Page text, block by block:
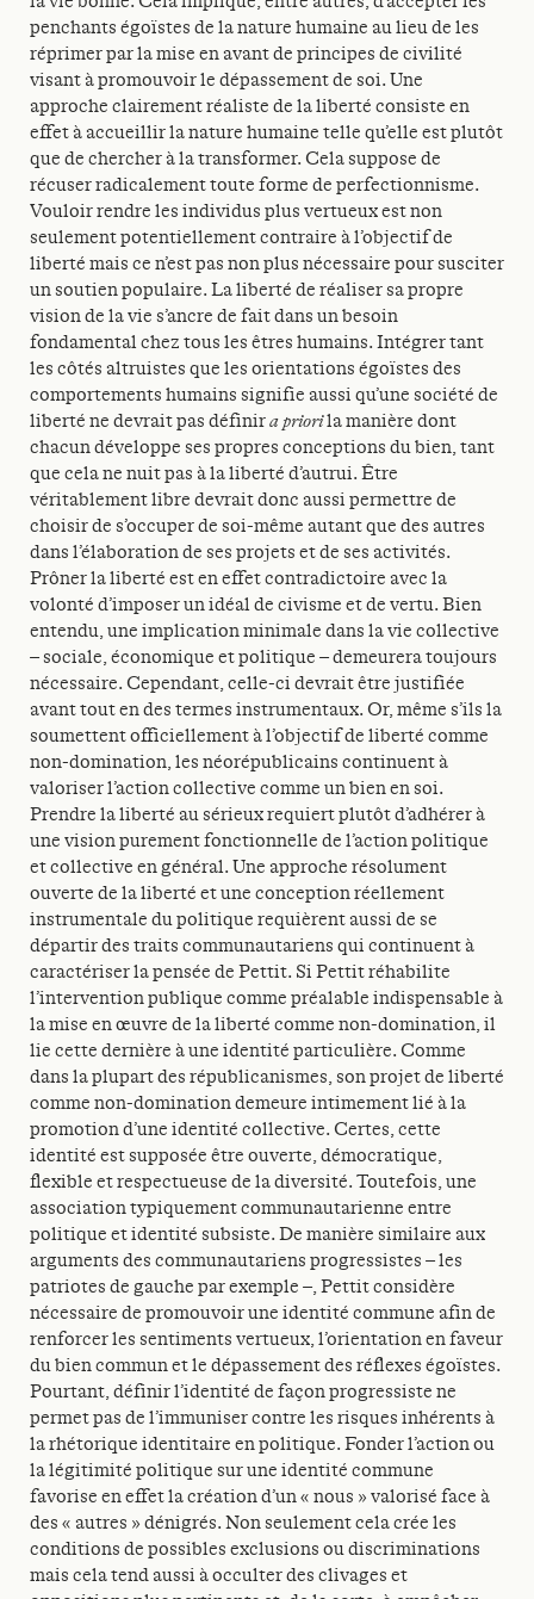
penchants égoïstes de la nature humaine au lieu de les
réprimer par la mise en avant de principes de civilité
visant à promouvoir le dépassement de soi. Une
approche clairement réaliste de la liberté consiste en
effet à accueillir la nature humaine telle qu’elle est plutôt
que de chercher à la transformer. Cela suppose de
récuser radicalement toute forme de perfectionnisme.
Vouloir rendre les individus plus vertueux est non
seulement potentiellement contraire à l’objectif de
liberté mais ce n’est pas non plus nécessaire pour susciter
un soutien populaire. La liberté de réaliser sa propre
vision de la vie s’ancre de fait dans un besoin
fondamental chez tous les êtres humains. Intégrer tant
les côtés altruistes que les orientations égoïstes des
comportements humains signifie aussi qu’une société de
liberté ne devrait pas définira priorila manière dont
chacun développe ses propres conceptions du bien, tant
que cela ne nuit pas à la liberté d’autrui. Être
véritablement libre devrait donc aussi permettre de
choisir de s’occuper de soi-même autant que des autres
dans l’élaboration de ses projets et de ses activités.
Prôner la liberté est en effet contradictoire avec la
volonté d’imposer un idéal de civisme et de vertu. Bien
entendu, une implication minimale dans la vie collective
– sociale, économique et politique – demeurera toujours
nécessaire. Cependant, celle-ci devrait être justifiée
avant tout en des termes instrumentaux. Or, même s’ils la
soumettent officiellement à l’objectif de liberté comme
non-domination, les néorépublicains continuent à
valoriser l’action collective comme un bien en soi.
Prendre la liberté au sérieux requiert plutôt d’adhérer à
une vision purement fonctionnelle de l’action politique
et collective en général. Une approche résolument
ouverte de la liberté et une conception réellement
instrumentale du politique requièrent aussi de se
départir des traits communautariens qui continuent à
caractériser la pensée de Pettit. Si Pettit réhabilite
l’intervention publique comme préalable indispensable à
la mise en œuvre de la liberté comme non-domination, il
lie cette dernière à une identité particulière. Comme
dans la plupart des républicanismes, son projet de liberté
comme non-domination demeure intimement lié à la
promotion d’une identité collective. Certes, cette
identité est supposée être ouverte, démocratique,
flexible et respectueuse de la diversité. Toutefois, une
association typiquement communautarienne entre
politique et identité subsiste. De manière similaire aux
arguments des communautariens progressistes – les
patriotes de gauche par exemple –, Pettit considère
nécessaire de promouvoir une identité commune afin de
renforcer les sentiments vertueux, l’orientation en faveur
du bien commun et le dépassement des réflexes égoïstes.
Pourtant, définir l’identité de façon progressiste ne
permet pas de l’immuniser contre les risques inhérents à
la rhétorique identitaire en politique. Fonder l’action ou
la légitimité politique sur une identité commune
favorise en effet la création d’un « nous » valorisé face à
des « autres » dénigrés. Non seulement cela crée les
conditions de possibles exclusions ou discriminations
mais cela tend aussi à occulter des clivages et